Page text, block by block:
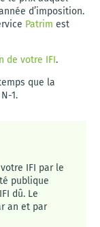
d’imposition.
Patrim est
de votre IFI.
que la
1.
IFI par le
publique
dû. Le
an et par